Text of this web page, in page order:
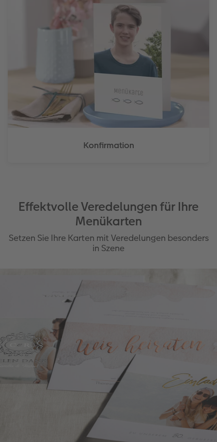
Konfirmation
Effektvolle Veredelungen für Ihre
Menükarten
Setzen Sie Ihre Karten mit Veredelungen besonders
in Szene